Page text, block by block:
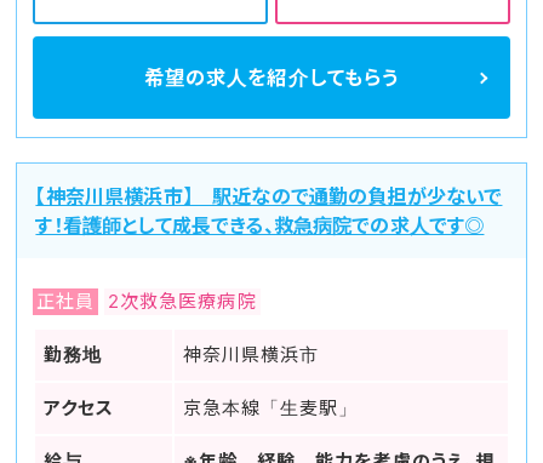
希望の求人を紹介してもらう
【神奈川県横浜市】 駅近なので通勤の負担が少ないで
す！看護師として成長できる、救急病院での求人です◎
正社員 2次救急医療病院
勤務地 神奈川県横浜市
アクセス 京急本線「生麦駅」